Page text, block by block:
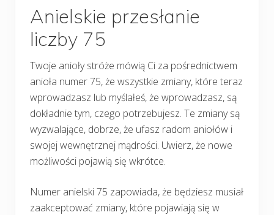
Anielskie przesłanie
liczby 75
Twoje anioły stróże mówią Ci za pośrednictwem
anioła numer 75, że wszystkie zmiany, które teraz
wprowadzasz lub myślałeś, że wprowadzasz, są
dokładnie tym, czego potrzebujesz. Te zmiany są
wyzwalające, dobrze, że ufasz radom aniołów i
swojej wewnętrznej mądrości. Uwierz, że nowe
możliwości pojawią się wkrótce.
Numer anielski 75 zapowiada, że będziesz musiał
zaakceptować zmiany, które pojawiają się w